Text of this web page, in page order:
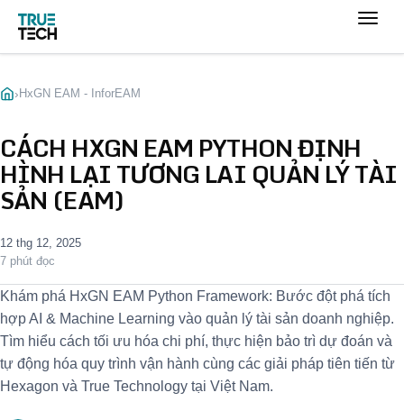
› HxGN EAM - InforEAM
CÁCH HXGN EAM PYTHON ĐỊNH
HÌNH LẠI TƯƠNG LAI QUẢN LÝ TÀI
SẢN (EAM)
12 thg 12, 2025
7 phút đọc
Khám phá HxGN EAM Python Framework: Bước đột phá tích
hợp AI & Machine Learning vào quản lý tài sản doanh nghiệp.
Tìm hiểu cách tối ưu hóa chi phí, thực hiện bảo trì dự đoán và
tự động hóa quy trình vận hành cùng các giải pháp tiên tiến từ
Hexagon và True Technology tại Việt Nam.